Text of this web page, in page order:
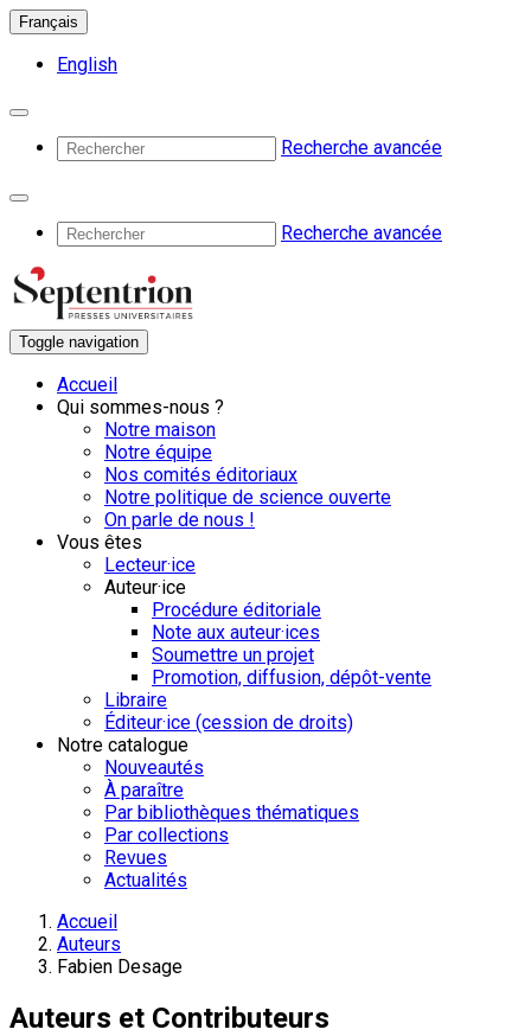
Français
English
Recherche avancée
Recherche avancée
Toggle navigation
Accueil
Qui sommes-nous ?
Notre maison
Notre équipe
Nos comités éditoriaux
Notre politique de science ouverte
On parle de nous !
Vous êtes
Lecteur·ice
Auteur·ice
Procédure éditoriale
Note aux auteur·ices
Soumettre un projet
Promotion, diffusion, dépôt-vente
Libraire
Éditeur·ice (cession de droits)
Notre catalogue
Nouveautés
À paraître
Par bibliothèques thématiques
Par collections
Revues
Actualités
Accueil
Auteurs
Fabien Desage
Auteurs et Contributeurs